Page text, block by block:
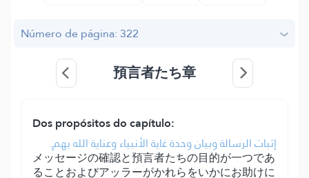
Número de página: 322
預言者たち章
Dos propósitos do capítulo:
إثبات الرسالة وبيان وحدة غاية الأنبياء وعناية الله بهم.
メッセージの確認と預言者たちの目的が一つであ
ることおよびアッラーがかれらをいかにお助けに